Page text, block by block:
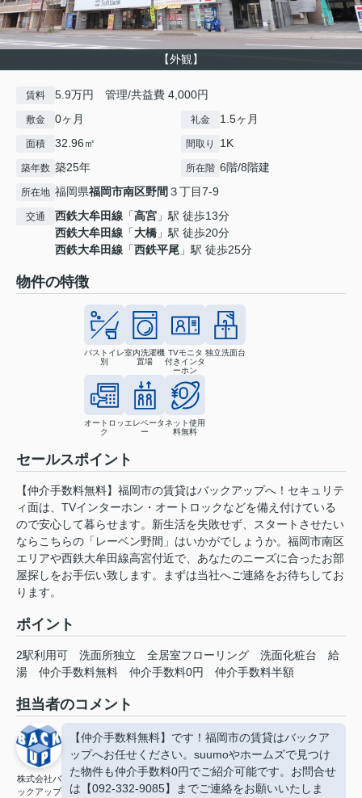
【外観】
賃料 5.9万円 管理/共益費 4,000円
敷金 0ヶ月 礼金 1.5ヶ月
面積 32.96㎡ 間取り 1K
築年数 築25年 所在階 6階/8階建
所在地 福岡県福岡市南区野間 ３丁目7-9
交通 西鉄大牟田線 「高宮 」駅 徒歩13分
西鉄大牟田線 「大橋 」駅 徒歩20分
西鉄大牟田線 「西鉄平尾 」駅 徒歩25分
物件の特徴
バストイレ
別
室内洗濯機
置場
TVモニタ
付きインタ
ーホン
独立洗面台
オートロッ
ク
エレベータ
ー
ネット使用
料無料
セールスポイント
【仲介手数料無料】福岡市の賃貸はバックアップへ！セキュリテ
ィ面は、TVインターホン・オートロックなどを備え付けている
ので安心して暮らせます。新生活を失敗せず、スタートさせたい
ならこちらの「レーベン野間」はいかがでしょうか。福岡市南区
エリアや西鉄大牟田線高宮付近で、あなたのニーズに合ったお部
屋探しをお手伝い致します。まずは当社へご連絡をお待ちしてお
ります。
ポイント
2駅利用可 洗面所独立 全居室フローリング 洗面化粧台
給
湯
仲介手数料無料 仲介手数料0円 仲介手数料半額
担当者のコメント
株式会社バ
ックアップ
【仲介手数料無料】です！福岡市の賃貸はバックア
ップへお任せください。suumoやホームズで見つけ
た物件も仲介手数料0円でご紹介可能です。お問合せ
は【092-332-9085】までご連絡をお願いいたしま